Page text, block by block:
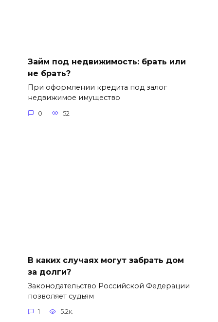
Займ под недвижимость: брать или
не брать?
При оформлении кредита под залог
недвижимое имущество
0 52
В каких случаях могут забрать дом
за долги?
Законодательство Российской Федерации
позволяет судьям
1 5.2к.